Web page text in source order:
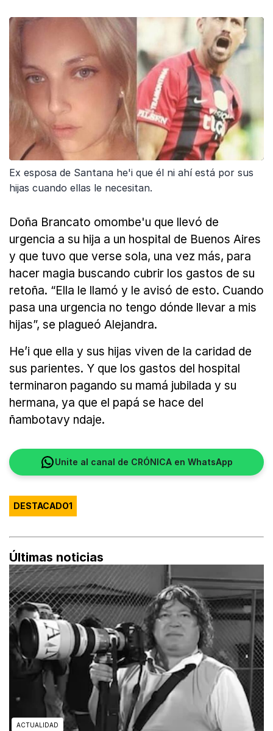
Ex esposa de Santana he'i que él ni ahí está por sus
hijas cuando ellas le necesitan.
Doña Brancato omombe'u que llevó de
urgencia a su hija a un hospital de Buenos Aires
y que tuvo que verse sola, una vez más, para
hacer magia buscando cubrir los gastos de su
retoña. “Ella le llamó y le avisó de esto. Cuando
pasa una urgencia no tengo dónde llevar a mis
hijas”, se plagueó Alejandra.
He’i que ella y sus hijas viven de la caridad de
sus parientes. Y que los gastos del hospital
terminaron pagando su mamá jubilada y su
hermana, ya que el papá se hace del
ñambotavy ndaje.
Unite al canal de CRÓNICA en WhatsApp
DESTACADO1
Últimas noticias
ACTUALIDAD